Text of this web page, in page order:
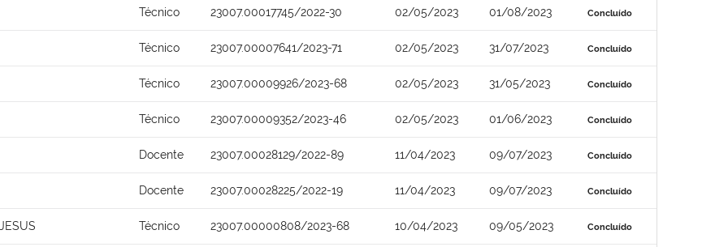
Técnico 23007.00017745/2022-30 02/05/2023 01/08/2023 Concluído
Técnico 23007.00007641/2023-71 02/05/2023 31/07/2023 Concluído
Técnico 23007.00009926/2023-68 02/05/2023 31/05/2023 Concluído
Técnico 23007.00009352/2023-46 02/05/2023 01/06/2023 Concluído
Docente 23007.00028129/2022-89 11/04/2023 09/07/2023 Concluído
Docente 23007.00028225/2022-19 11/04/2023 09/07/2023 Concluído
Técnico 23007.00000808/2023-68 10/04/2023 09/05/2023 Concluído